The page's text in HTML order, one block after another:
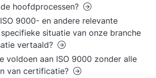
hoofdprocessen?
9000- en andere relevante
situatie van onze branche
vertaald?
voldoen aan ISO 9000 zonder alle
van certificatie?